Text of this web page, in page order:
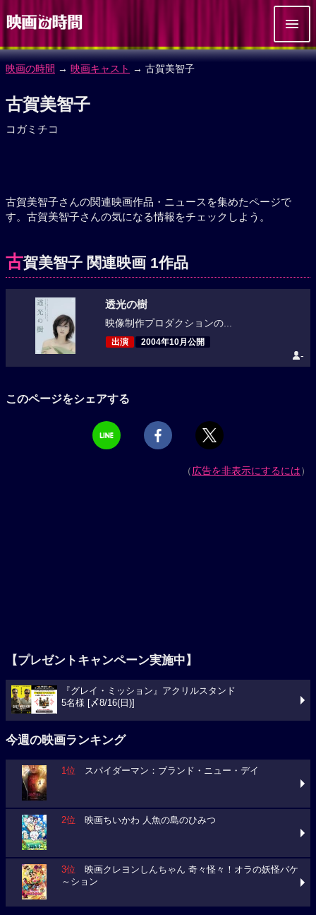
映画の時間 → 映画キャスト → 古賀美智子
古賀美智子
コガミチコ
古賀美智子さんの関連映画作品・ニュースを集めたページで
す。古賀美智子さんの気になる情報をチェックしよう。
古賀美智子 関連映画 1作品
透光の樹
映像制作プロダクションの...
出演 2004年10月公開
-
このページをシェアする
（広告を非表示にするには）
【プレゼントキャンペーン実施中】
『グレイ・ミッション』アクリルスタンド
5名様 [〆8/16(日)]
今週の映画ランキング
1位 スパイダーマン：ブランド・ニュー・デイ
2位 映画ちいかわ 人魚の島のひみつ
3位 映画クレヨンしんちゃん 奇々怪々！オラの妖怪バケ
～ション